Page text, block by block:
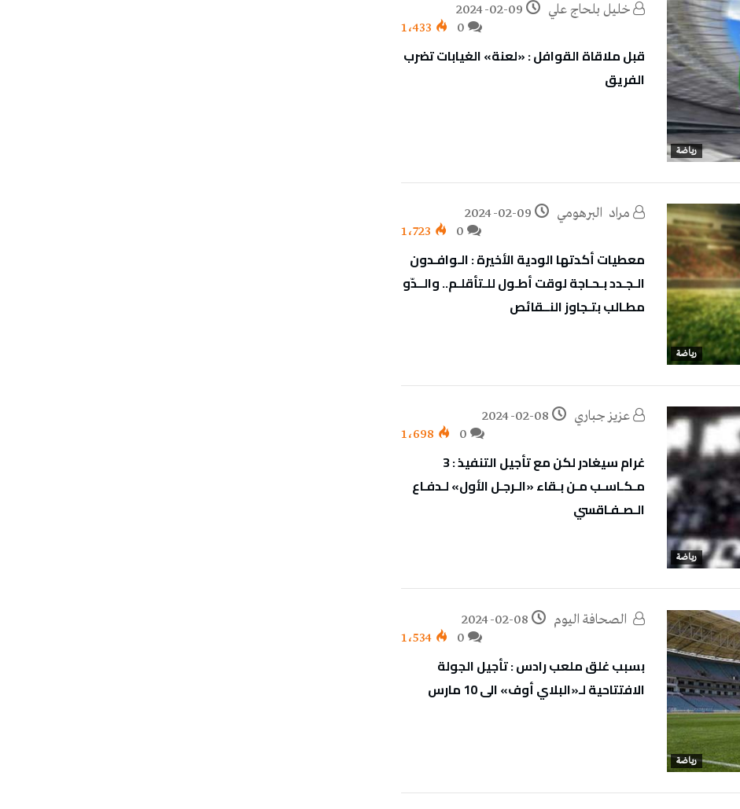
رياضة
خليل‭ ‬بلحاج‭ ‬علي
2024-02-09
1٬433
قبل ملاقاة القوافل : «لعنة» الغيابات تضرب
الفريق
رياضة
مراد‭ ‬ البرهومي
2024-02-09
1٬723
معطيات أكدتها الودية الأخيرة : الـوافـدون
الـجـدد بـحـاجة لوقت أطـول للـتأقلـم.. والــدّو
مطـالب بتـجاوز النــقائص
رياضة
عزيز جباري
2024-02-08
1٬698
غرام سيغادر لكن مع تأجيل التنفيذ : 3
مـكـاسـب مـن بـقاء «الـرجـل الأول» لـدفـاع
الـصـفـاقسي
رياضة
2024-02-08
1٬534
بسبب غلق ملعب رادس : تأجيل الجولة
الافتتاحية لـ«البلاي أوف» الى 10 مارس